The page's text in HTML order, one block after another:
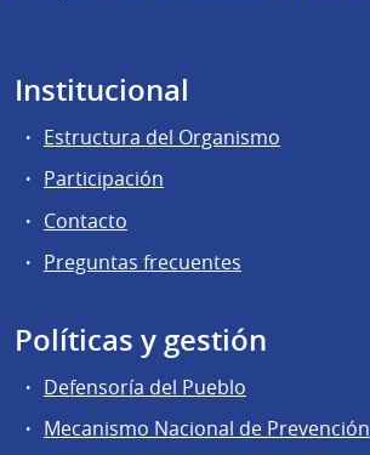
Institucional
Estructura del Organismo
Participación
Contacto
Preguntas frecuentes
Políticas y gestión
Defensoría del Pueblo
Mecanismo Nacional de Prevención